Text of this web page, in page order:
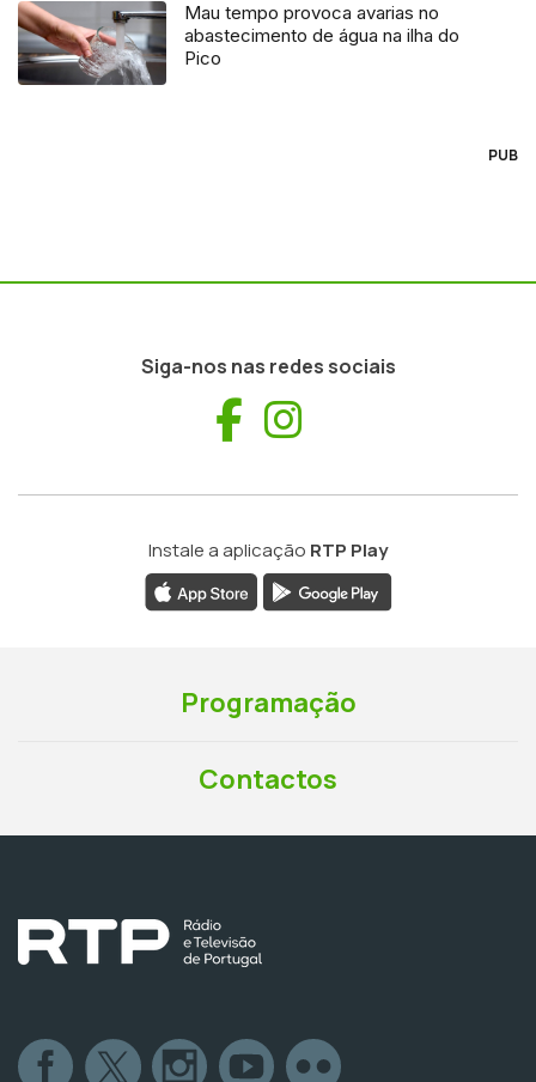
Mau tempo provoca avarias no
abastecimento de água na ilha do
Pico
PUB
Siga-nos nas redes sociais
Facebook
Instale a aplicação RTP Play
Programação
Contactos